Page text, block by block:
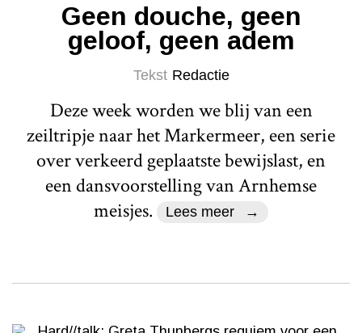
Geen douche, geen
geloof, geen adem
Tekst Redactie
Deze week worden we blij van een
zeiltripje naar het Markermeer, een serie
over verkeerd geplaatste bewijslast, en
een dansvoorstelling van Arnhemse
meisjes.
Lees meer